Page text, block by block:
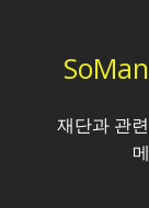
재단과 관